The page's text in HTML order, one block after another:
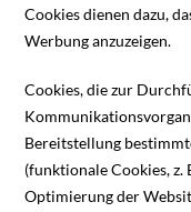
Cookies dienen dazu,
Werbung anzuzeigen.
Cookies, die zur
Bereitstellung
(funktionale Cookies,
Optimierung der